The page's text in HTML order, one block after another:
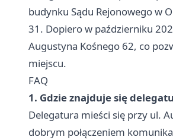
budynku Sądu Rejonowego w
31. Dopiero w październiku
Augustyna Kośnego 62, co
miejscu.
FAQ
1. Gdzie znajduje się
Delegatura mieści się przy ul.
dobrym połączeniem